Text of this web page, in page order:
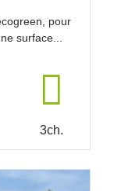
pour
surface...
3ch.